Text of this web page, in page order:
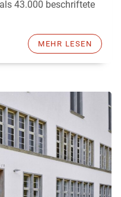
43.000 beschriftete
MEHR LESEN